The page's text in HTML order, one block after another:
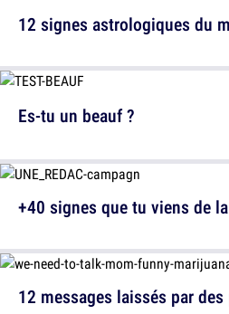
12 signes astrologiques du
12 messages laissés par
Es-tu un beauf ?
+40 signes que tu viens de